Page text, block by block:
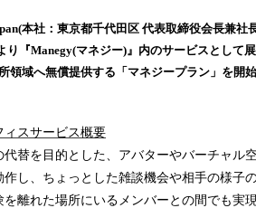
本社：東京都千代田区 代表取締役会長兼社
り『Manegy(マネジー)』内のサービスとして
領域へ無償提供する「マネジープラン」を開始
ィスサービス概要
代替を目的とした、アバターやバーチャル
作し、ちょっとした雑談機会や相手の様子
離れた場所にいるメンバーとの間でも実現